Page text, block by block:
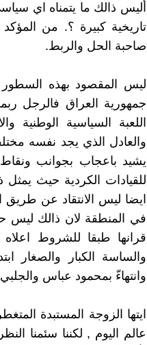
أليس ذالك ما يتمناه اي
تاريخية كبيرة ؟. من
صاحبة الحل والربط.
ليس المقصود بهذه
جمهورية العراق فالرجل
اللعبة السياسية الوطنية
والعادل الذي يجد نفسه
يشيد باعجاب بجوانب
للقيادات الكردية حيث
ايضا ليس الانتقاد عن طريق
في المنطقة لان ذالك ليس
قرانها طبقا للشروط
والساسة الكبار والصغار
وانتهاءّ بمحمود عباس
ايتها الزوجة المستبدة
عالم اليوم , لكننا سئمنا